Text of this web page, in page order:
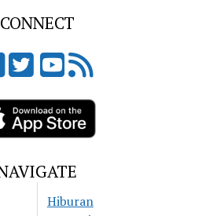
CONNECT
Hiburan